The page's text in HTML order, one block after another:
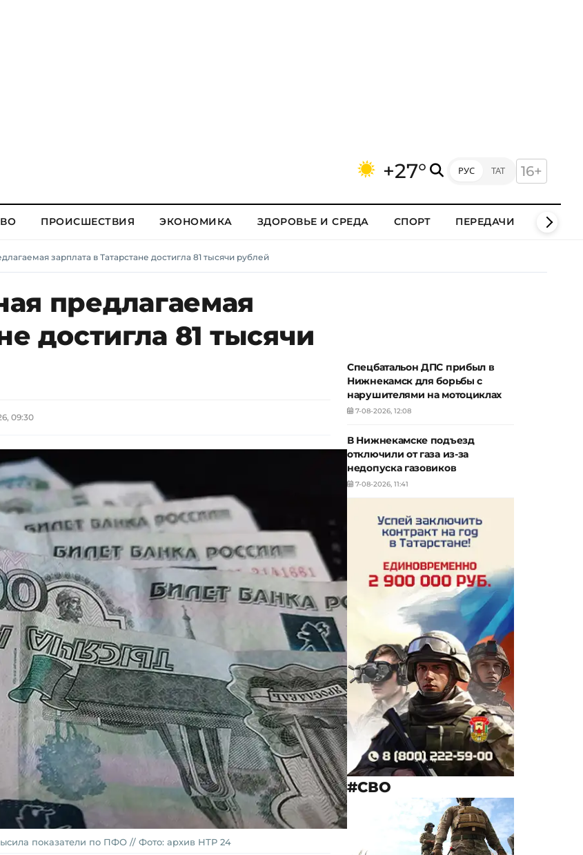
+27° РУС ТАТ 16+
ПРОИСШЕСТВИЯ ЭКОНОМИКА ЗДОРОВЬЕ И СРЕДА СПОРТ ПЕРЕДАЧИ КЛИПЫ
зарплата в Татарстане достигла 81 тысячи рублей
предлагаемая
достигла 81 тысячи
09:30
показатели по ПФО // Фото: архив НТР 24
Спецбатальон ДПС прибыл в
Нижнекамск для борьбы с
нарушителями на мотоциклах
7-08-2026, 12:08
В Нижнекамске подъезд
отключили от газа из-за
недопуска газовиков
7-08-2026, 11:41
#СВО